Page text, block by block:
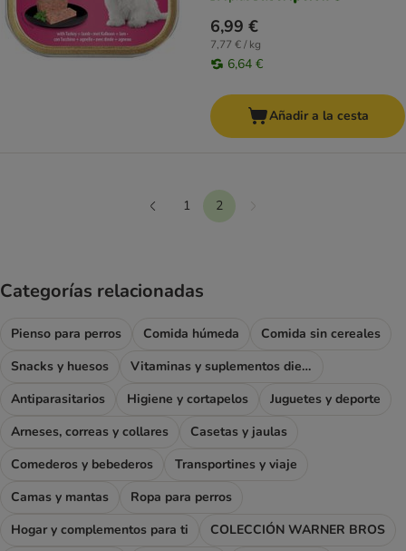
6,99 €
7,77 € / kg
6,64 €
Añadir a la cesta
1 2 Siguiente
Categorías relacionadas
Pienso para perros Comida húmeda
Comida sin cereales
Snacks y huesos
Vitaminas y suplementos dietéticos
Antiparasitarios
Higiene y cortapelos
Juguetes y deporte
Arneses, correas y collares
Casetas y jaulas
Comederos y bebederos
Transportines y viaje
Camas y mantas
Ropa para perros
Hogar y complementos para ti
COLECCIÓN WARNER BROS